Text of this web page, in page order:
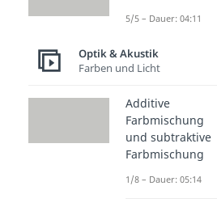
Beispiel
zur
Hier findest
5/5 – Dauer: 04:11
Optik & Akustik
Farben und Licht
Additive
Farbmischung
und subtraktive
Farbmischung
1/8 – Dauer: 05:14